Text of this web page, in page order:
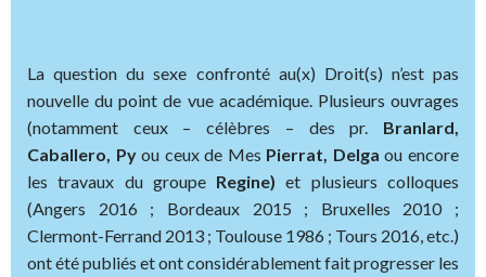
La question du sexe confronté au(x) Droit(s) n’est pas
nouvelle du point de vue académique. Plusieurs ouvrages
(notamment ceux – célèbres – des pr. Branlard,
Caballero, Pyou ceux de Mes Pierrat, Delga ou encore
les travaux du groupe Regine) et plusieurs colloques
(Angers 2016 ; Bordeaux 2015 ; Bruxelles 2010 ;
Clermont-Ferrand 2013 ; Toulouse 1986 ; Tours 2016, etc.)
ont été publiés et ont considérablement fait progresser les